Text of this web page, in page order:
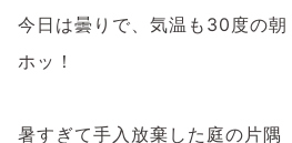
今日は曇りで、気温も30度の朝
ホッ！
暑すぎて手入放棄した庭の片隅